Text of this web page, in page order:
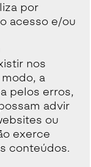
por
acesso e/ou
nos
a
pelos erros,
advir
ou
exerce
conteúdos.